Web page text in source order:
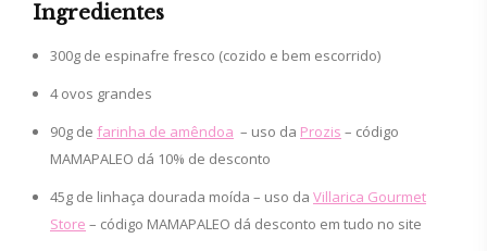
Ingredientes
300g de espinafre fresco (cozido e bem escorrido)
4 ovos grandes
90g de farinha de amêndoa – uso da Prozis – código
MAMAPALEO dá 10% de desconto
45g de linhaça dourada moída – uso da Villarica Gourmet
Store – código MAMAPALEO dá desconto em tudo no site